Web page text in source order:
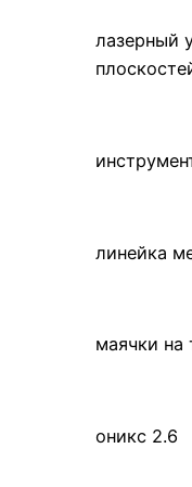
лазерный
линейка
маячки
оникс 2.6